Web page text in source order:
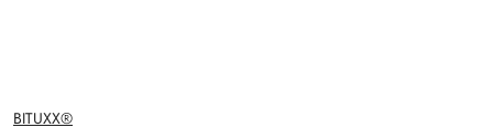
NAZWA
PRODUCENTA:
BITUXX®